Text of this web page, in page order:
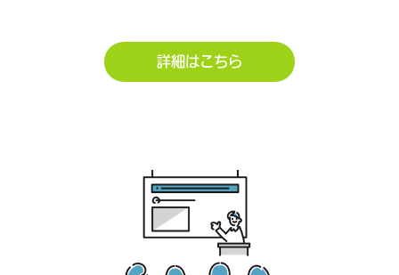
詳細はこちら